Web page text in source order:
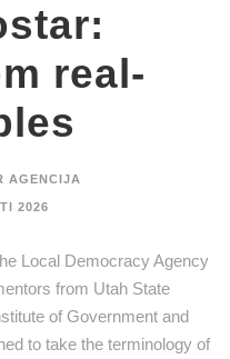
real-
AGENCIJA
2026
Local Democracy Agency
from Utah State
of Government and
to take the terminology of